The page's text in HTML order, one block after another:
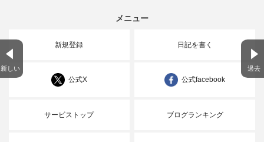
新しい 過去
メニュー
新規登録 日記を書く
公式X 公式facebook
サービストップ ブログランキング